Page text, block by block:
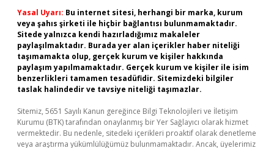
Yasal Uyarı: Bu internet sitesi, herhangi bir marka, kurum
veya şahıs şirketi ile hiçbir bağlantısı bulunmamaktadır.
Sitede yalnızca kendi hazırladığımız makaleler
paylaşılmaktadır. Burada yer alan içerikler haber niteliği
taşımamakta olup, gerçek kurum ve kişiler hakkında
paylaşım yapılmamaktadır. Gerçek kurum ve kişiler ile isim
benzerlikleri tamamen tesadüfidir. Sitemizdeki bilgiler
taslak halindedir ve tavsiye niteliği taşımazlar.
Sitemiz, 5651 Sayılı Kanun gereğince Bilgi Teknolojileri ve İletişim
Kurumu (BTK) tarafından onaylanmış bir Yer Sağlayıcı olarak hizmet
vermektedir. Bu nedenle, sitedeki içerikleri proaktif olarak denetleme
veya araştırma yükümlülüğümüz bulunmamaktadır. Ancak, üyelerimiz